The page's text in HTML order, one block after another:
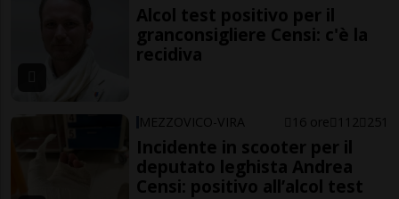
Alcol test positivo per il
granconsigliere Censi: c'è la
recidiva
MEZZOVICO-VIRA 16 ore 112 251
Incidente in scooter per il
deputato leghista Andrea
Censi: positivo all’alcol test